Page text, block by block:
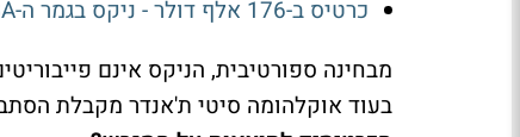
כרטיס ב-176 אלף דולר - ניקס בגמר ה-NBA
בעוד אוקלהומה סיטי ת'אנדר מקבלת